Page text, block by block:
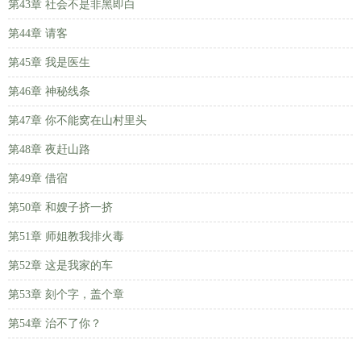
第43章 社会不是非黑即白
第44章 请客
第45章 我是医生
第46章 神秘线条
第47章 你不能窝在山村里头
第48章 夜赶山路
第49章 借宿
第50章 和嫂子挤一挤
第51章 师姐教我排火毒
第52章 这是我家的车
第53章 刻个字，盖个章
第54章 治不了你？